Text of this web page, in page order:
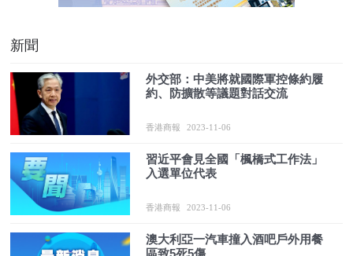
新聞
外交部：中美將就國際軍控條約履
約、防擴散等議題對話交流
香港商報 2023-11-06
習近平會見全國「楓橋式工作法」
入選單位代表
香港商報 2023-11-06
澳大利亞一汽車撞入酒吧戶外用餐